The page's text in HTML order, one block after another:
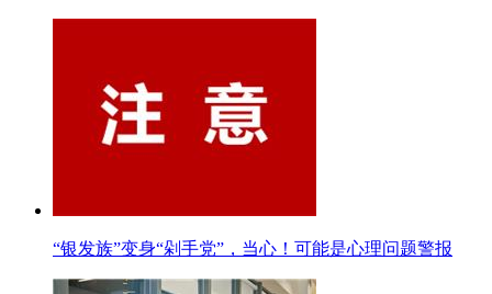
“银发族”变身“剁手党”，当心！可能是心理问题警报